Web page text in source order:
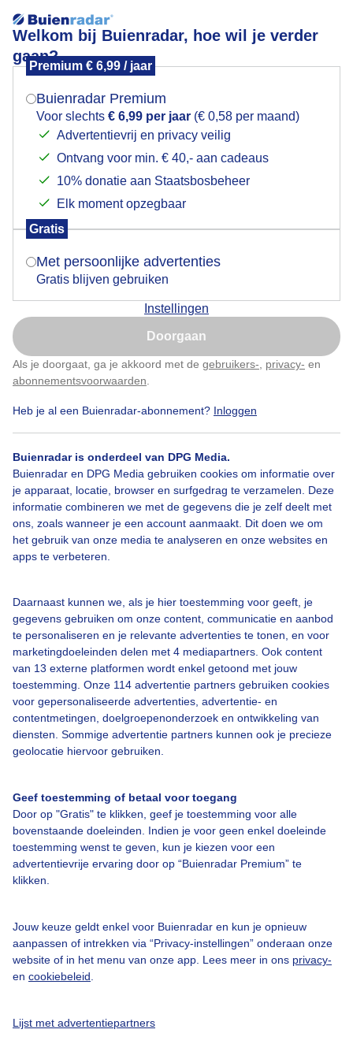
Welkom bij Buienradar, hoe wil je verder
gaan?
Premium € 6,99 / jaar
Buienradar Premium
Voor slechts € 6,99 per jaar (€ 0,58 per maand)
Advertentievrij en privacy veilig
Ontvang voor min. € 40,- aan cadeaus
10% donatie aan Staatsbosbeheer
Elk moment opzegbaar
Gratis
Met persoonlijke advertenties
Gratis blijven gebruiken
Instellingen
Doorgaan
Als je doorgaat, ga je akkoord met de gebruikers- privacy- en
abonnementsvoorwaarden
Heb je al een Buienradar-abonnement? Inloggen
Buienradar is onderdeel van DPG Media.
Buienradar en DPG Media gebruiken cookies om informatie over
je apparaat, locatie, browser en surfgedrag te verzamelen. Deze
informatie combineren we met de gegevens die je zelf deelt met
ons, zoals wanneer je een account aanmaakt. Dit doen we om
het gebruik van onze media te analyseren en onze websites en
apps te verbeteren.
Daarnaast kunnen we, als je hier toestemming voor geeft, je
gegevens gebruiken om onze content, communicatie en aanbod
te personaliseren en je relevante advertenties te tonen, en voor
marketingdoeleinden delen met 4 mediapartners. Ook content
van 13 externe platformen wordt enkel getoond met jouw
toestemming. Onze 114 advertentie partners gebruiken cookies
voor gepersonaliseerde advertenties, advertentie- en
contentmetingen, doelgroepenonderzoek en ontwikkeling van
diensten. Sommige advertentie partners kunnen ook je precieze
geolocatie hiervoor gebruiken.
Geef toestemming of betaal voor toegang
Door op "Gratis" te klikken, geef je toestemming voor alle
bovenstaande doeleinden. Indien je voor geen enkel doeleinde
toestemming wenst te geven, kun je kiezen voor een
advertentievrije ervaring door op “Buienradar Premium” te
klikken.
Jouw keuze geldt enkel voor Buienradar en kun je opnieuw
aanpassen of intrekken via “Privacy-instellingen” onderaan onze
website of in het menu van onze app. Lees meer in ons privacy-
en cookiebeleid
Lijst met advertentiepartners
Wolken en enkele buien
overwegend zomers en licht wisselvallig. De
temperatuur lag rond 21 graden en de wind nam in
kracht toe in de middag uren, windkracht 3 tot 4.
Door: Petr Dorunda Gemaakt: 04-08-2025, 77x bekeken
Zomer Wolken Wind
Bekijk slideshow
Een moment geduld aub...
Over Buienradar
Bedrijfsgegevens
Veelgestelde vragen
Contact
Toegankelijkheid
Adverteren
Buienradar Team
Privacy beleid
Mogen we je locatie gebruiken voor het
Indien je hier nog geen akkoord op hebt gegeven,
verschijnt er zo een pop-up uit je browser waarin
Is goed, toon de popup
Nu niet, misschien later
Klik hierom dit aan te passen